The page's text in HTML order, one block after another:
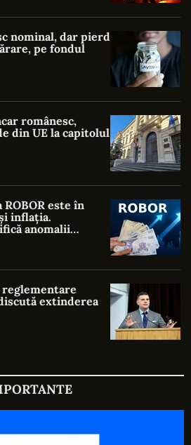
nominal, dar pierd
pe fondul
românesc,
din UE la capitolul
este în
inflația.
anomalii
reglementare
extinderea